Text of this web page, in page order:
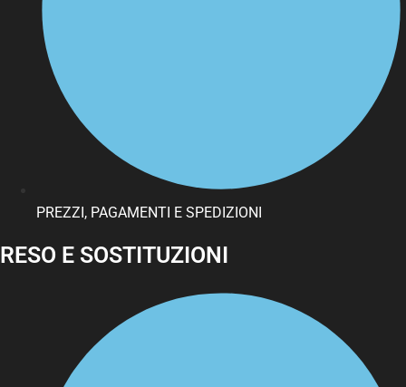
PREZZI, PAGAMENTI E SPEDIZIONI
RESO E SOSTITUZIONI